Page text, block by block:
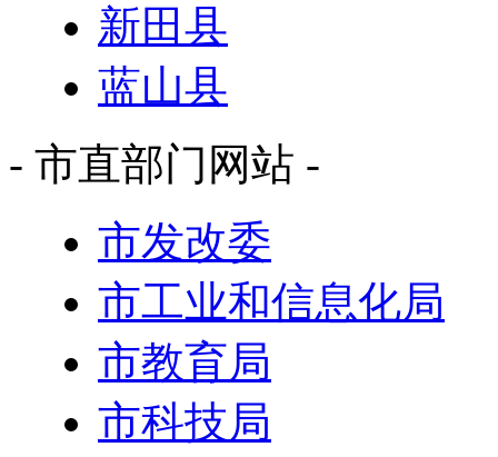
新田县
蓝山县
- 市直部门网站 -
市发改委
市工业和信息化局
市教育局
市科技局